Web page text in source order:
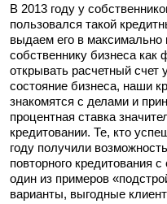
В 2013 году у
пользовался такой
выдаем его в максимально
собственнику бизнеса
открывать расчетный
состояние бизнеса, наши
знакомятся с делами и
процентная ставка
кредитовании. Те, кто
году получили
повторного кредитования
один из примеров
варианты, выгодные